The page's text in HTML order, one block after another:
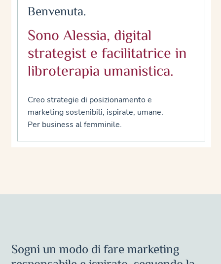
Benvenuta.
Sono Alessia, digital
strategist e facilitatrice in
libroterapia umanistica.
Creo strategie di posizionamento e
marketing sostenibili, ispirate, umane.
Per business al femminile.
Sogni un modo di fare marketing